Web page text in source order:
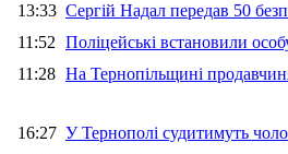
13:33 Сергій Надал передав 50
11:52 Поліцейські встановили
11:28 На Тернопільщині
16:27 У Тернополі судитимуть